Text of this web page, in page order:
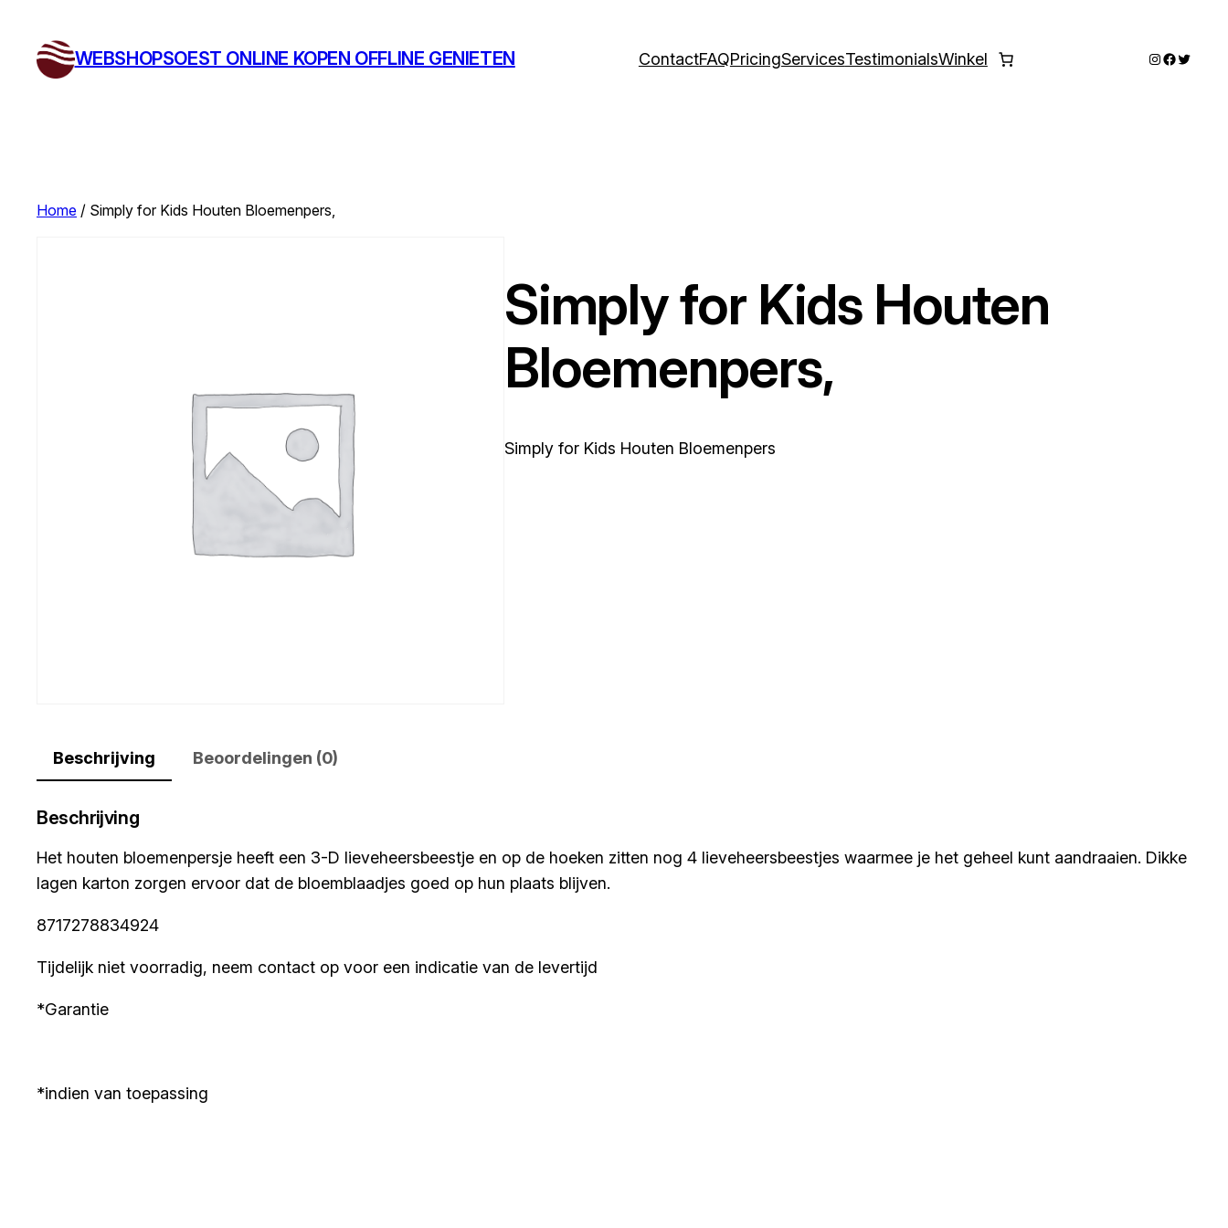
WEBSHOPSOEST ONLINE KOPEN OFFLINE GENIETEN ContactFAQPricingServicesTestimonialsWinkel Instagram
Twitter
Home / Simply for Kids Houten Bloemenpers,
Simply for Kids Houten
Bloemenpers,
Simply for Kids Houten Bloemenpers
Beschrijving Beoordelingen (0)
Beschrijving
Het houten bloemenpersje heeft een 3-D lieveheersbeestje en op de hoeken zitten nog 4 lieveheersbeestjes waarmee je het geheel kunt aandraaien. Dikke
lagen karton zorgen ervoor dat de bloemblaadjes goed op hun plaats blijven.
8717278834924
Tijdelijk niet voorradig, neem contact op voor een indicatie van de levertijd
*Garantie
*indien van toepassing